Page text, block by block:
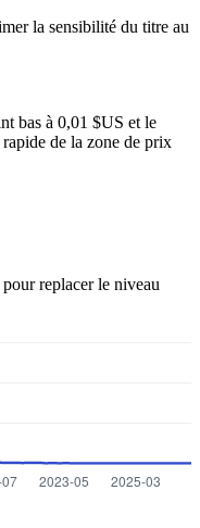
la sensibilité du titre au
bas à 0,01 $US et le
de la zone de prix
replacer le niveau